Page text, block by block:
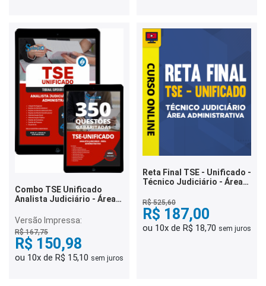
Combo TSE Unificado
Analista Judiciário - Área:
Versão Impressa:
R$ 167,75
R$ 150,98
ou 10x de R$ 15,10 sem juros
Reta Final TSE - Unificado -
Técnico Judiciário - Área
R$ 525,60
R$ 187,00
ou 10x de R$ 18,70 sem juros